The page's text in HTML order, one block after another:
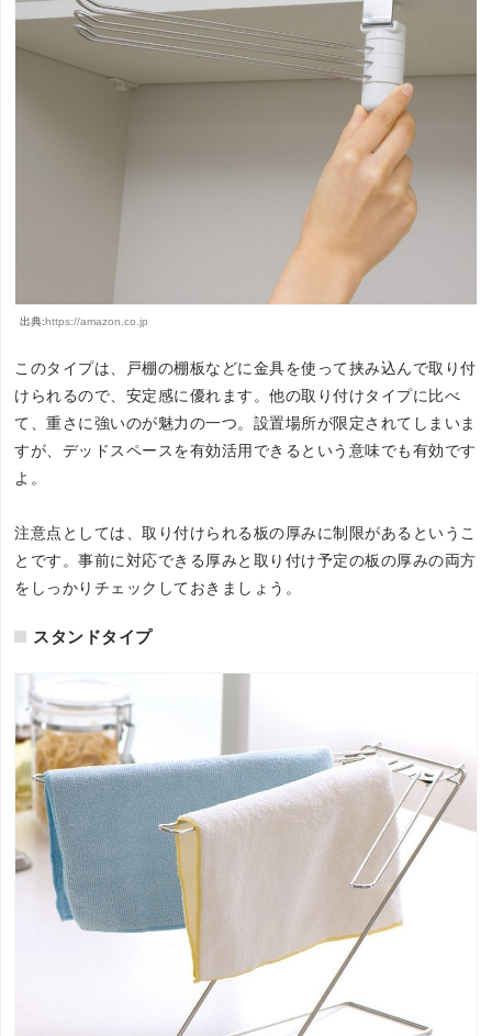
出典:https://amazon.co.jp
このタイプは、戸棚の棚板などに金具を使って挟み込んで取り付
けられるので、安定感に優れます。他の取り付けタイプに比べ
て、重さに強いのが魅力の一つ。設置場所が限定されてしまいま
すが、デッドスペースを有効活用できるという意味でも有効です
よ。
注意点としては、取り付けられる板の厚みに制限があるというこ
とです。事前に対応できる厚みと取り付け予定の板の厚みの両方
をしっかりチェックしておきましょう。
スタンドタイプ